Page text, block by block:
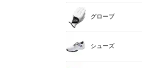
グローブ
シューズ